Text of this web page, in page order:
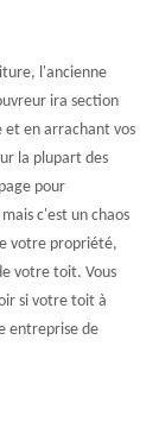
l'ancienne
ira section
et en arrachant vos
la plupart des
pour
c'est un chaos
votre propriété,
votre toit. Vous
si votre toit à
entreprise de